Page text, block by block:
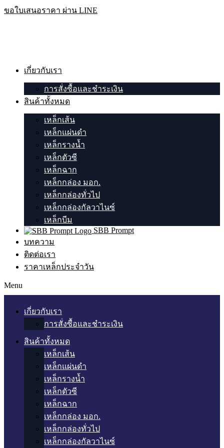
Skip
to
ขอใบเสนอราคา ผ่าน LINE
เกี่ยวกับเรา
การสั่งซื้อและชำระเงิน
สินค้าทั้งหมด
เหล็กเส้น
เหล็กแผ่นดำ
เหล็กรางน้ำ
เหล็กตัวซี
เหล็กฉาก
เหล็กกล่อง มอก.
เหล็กกล่องทั่วไป
เหล็กกล่องกัลวาไนซ์
เหล็กบีม
SBB Prompt
บทความ
ติดต่อเรา
ราคาเหล็กประจำวัน
Menu
เกี่ยวกับเรา
การสั่งซื้อและชำระเงิน
สินค้าทั้งหมด
เหล็กเส้น
เหล็กแผ่นดำ
เหล็กรางน้ำ
เหล็กตัวซี
เหล็กฉาก
เหล็กกล่อง มอก.
เหล็กกล่องทั่วไป
เหล็กกล่องกัลวาไนซ์